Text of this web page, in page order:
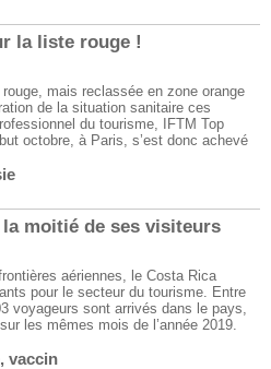
la liste rouge !
mais reclassée en zone orange
de la situation sanitaire ces
du tourisme, IFTM Top
octobre, à Paris, s’est donc achevé
moitié de ses visiteurs
aériennes, le Costa Rica
pour le secteur du tourisme. Entre
voyageurs sont arrivés dans le pays,
les mêmes mois de l’année 2019.
, vaccin